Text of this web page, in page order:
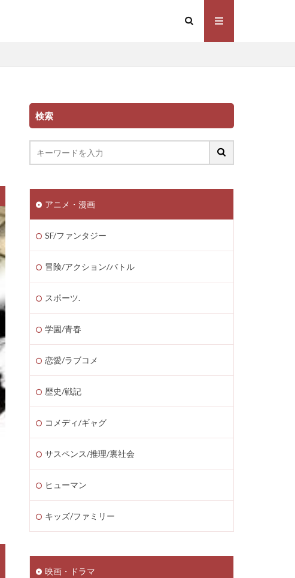
検索
アニメ・漫画
SF/ファンタジー
冒険/アクション/バトル
スポーツ.
学園/青春
恋愛/ラブコメ
歴史/戦記
コメディ/ギャグ
サスペンス/推理/裏社会
ヒューマン
キッズ/ファミリー
映画・ドラマ